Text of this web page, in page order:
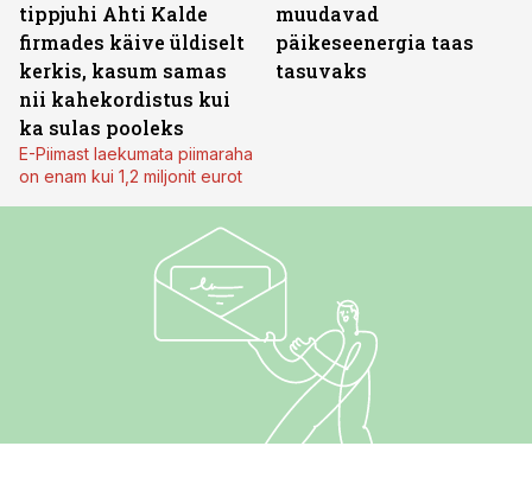
tippjuhi Ahti Kalde
firmades käive üldiselt
kerkis, kasum samas
nii kahekordistus kui
ka sulas pooleks
E-Piimast laekumata piimaraha
on enam kui 1,2 miljonit eurot
muudavad
päikeseenergia taas
tasuvaks